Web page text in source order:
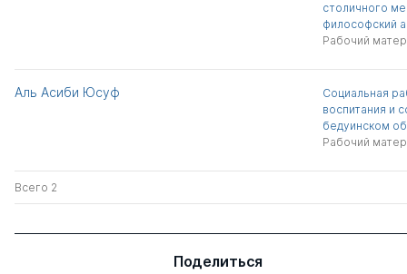
столичного
философский
Рабочий
Аль Асиби Юсуф
Социальная
воспитания и
бедуинском
Рабочий
Всего 2
Поделиться